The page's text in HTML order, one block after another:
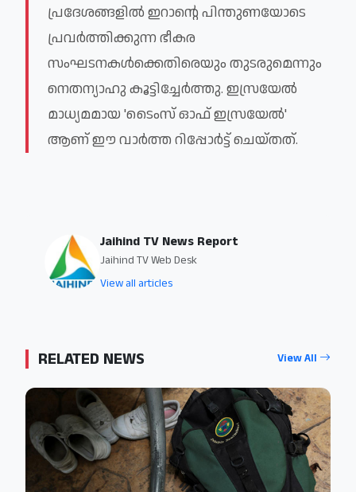
പ്രദേശങ്ങളിൽ ഇറാന്റെ പിന്തുണയോടെ
പ്രവർത്തിക്കുന്ന ഭീകര
സംഘടനകൾക്കെതിരെയും തുടരുമെന്നും
നെതന്യാഹു കൂട്ടിച്ചേർത്തു. ഇസ്രയേൽ
മാധ്യമമായ 'ടൈംസ് ഓഫ് ഇസ്രയേൽ'
ആണ് ഈ വാർത്ത റിപ്പോർട്ട് ചെയ്തത്.
Jaihind TV News Report
Jaihind TV Web Desk
View all articles
RELATED NEWS View All